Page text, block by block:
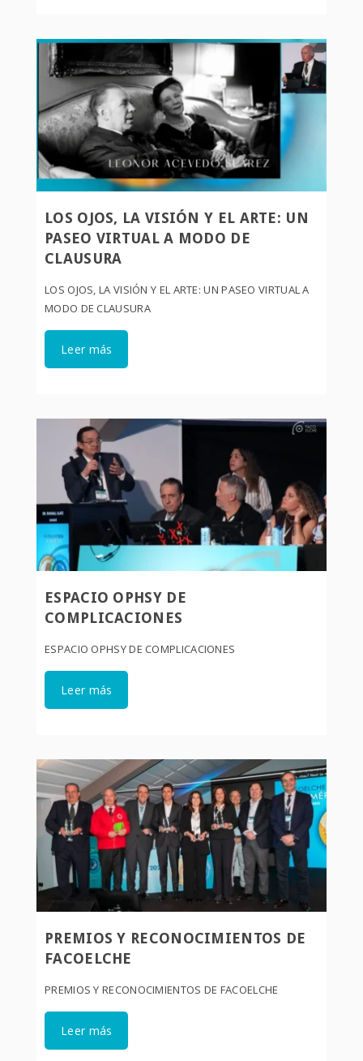
LOS OJOS, LA VISIÓN Y EL ARTE: UN
PASEO VIRTUAL A MODO DE
CLAUSURA
LOS OJOS, LA VISIÓN Y EL ARTE: UN PASEO VIRTUAL A
MODO DE CLAUSURA
Leer más
ESPACIO OPHSY DE
COMPLICACIONES
ESPACIO OPHSY DE COMPLICACIONES
Leer más
PREMIOS Y RECONOCIMIENTOS DE
FACOELCHE
PREMIOS Y RECONOCIMIENTOS DE FACOELCHE
Leer más